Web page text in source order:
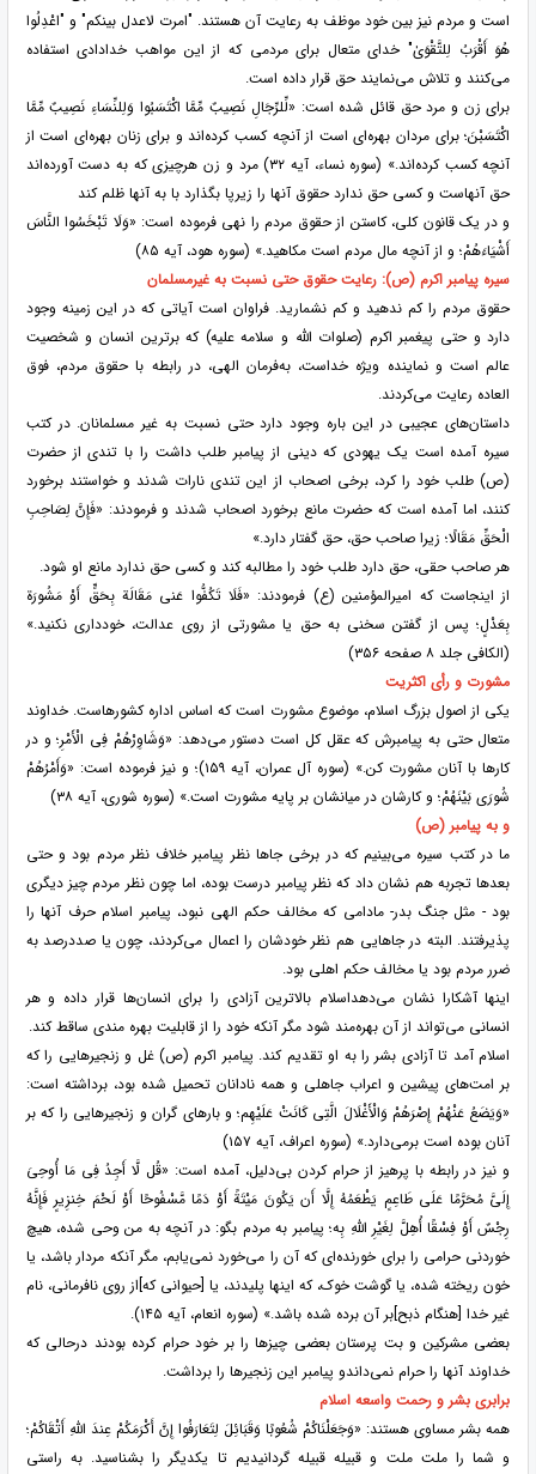
است و مردم نیز بین خود موظف به رعایت آن هستند. "امرت لاعدل بینکم" و "اعْدِلُوا
هُوَ أَقْرَبُ لِلتَّقْوَىٰ" خدای متعال برای مردمی که از این مواهب خدادادی استفاده
می‌کنند و تلاش می‌نمایند حق قرار داده است.
برای زن و مرد حق قائل شده است: «لِّلرِّجَالِ نَصِیبٌ مِّمَّا اکْتَسَبُوا وَلِلنِّسَاءِ نَصِیبٌ مِّمَّا
اکْتَسَبْنَ؛ برای مردان بهره‌ای است از آنچه کسب کرده‌اند و برای زنان بهره‌ای است از
آنچه کسب کرده‌اند.» (سوره نساء، آیه ۳۲) مرد و زن هرچیزی که به دست آورده‌اند
حق آنهاست و کسی حق ندارد حقوق آنها را زیرپا بگذارد با به آنها ظلم کند
و در یک قانون کلی، کاستن از حقوق مردم را نهی فرموده است: «وَلَا تَبْخَسُوا النَّاسَ
أَشْیَاءَهُمْ؛ و از آنچه مال مردم است مکاهید.» (سوره هود، آیه ۸۵)
سیره پیامبر اکرم (ص): رعایت حقوق حتی نسبت به غیرمسلمان
حقوق مردم را کم ندهید و کم نشمارید. فراوان است آیاتی که در این زمینه وجود
دارد و حتی پیغمبر اکرم (صلوات الله و سلامه علیه) که برترین انسان و شخصیت
عالم است و نماینده ویژه خداست، به‌فرمان الهی، در رابطه با حقوق مردم، فوق
العاده رعایت می‌کردند.
داستان‌های عجیبی در این باره وجود دارد حتی نسبت به غیر مسلمانان. در کتب
سیره آمده است یک یهودی که دینی از پیامبر طلب داشت را با تندی از حضرت
(ص) طلب خود را کرد، برخی اصحاب از این تندی نارات شدند و خواستند برخورد
کنند، اما آمده است که حضرت مانع برخورد اصحاب شدند و فرمودند: «فَإِنَّ لِصَاحِبِ
الْحَقِّ مَقَالًا؛ زیرا صاحب حق، حق گفتار دارد.»
هر صاحب حقی، حق دارد طلب خود را مطالبه کند و کسی حق ندارد مانع او شود.
از اینجاست که امیرالمؤمنین (ع) فرمودند: «فَلَا تَکُفُّوا عَنی مَقَالَة بِحَقٍّ أَوْ مَشُورَة
بِعَدْلٍ؛ پس از گفتن سخنی به حق یا مشورتی از روی عدالت، خودداری نکنید.»
(الکافی جلد ۸ صفحه ۳۵۶)
مشورت و رأی اکثریت
یکی از اصول بزرگ اسلام، موضوع مشورت است که اساس اداره کشورهاست. خداوند
متعال حتی به پیامبرش که عقل کل است دستور می‌دهد: «وَشَاوِرْهُمْ فِی الْأَمْرِ؛ و در
کار‌ها با آنان مشورت کن.» (سوره آل عمران، آیه ۱۵۹)؛ و نیز فرموده است: «وَأَمْرُهُمْ
شُورَى بَیْنَهُمْ؛ و کارشان در میانشان بر پایه مشورت است.» (سوره شوری، آیه ۳۸)
و به پیامبر (ص)
ما در کتب سیره می‌بینیم که در برخی جا‌ها نظر پیامبر خلاف نظر مردم بود و حتی
بعد‌ها تجربه هم نشان داد که نظر پیامبر درست بوده، اما چون نظر مردم چیز دیگری
بود - مثل جنگ بدر- مادامی که مخالف حکم الهی نبود، پیامبر اسلام حرف آنها را
پذیرفتند. البته در جا‌هایی هم نظر خودشان را اعمال می‌کردند، چون یا صددرصد به
ضرر مردم بود یا مخالف حکم اهلی بود.
اینها آشکارا نشان می‌دهداسلام بالاترین آزادی را برای انسان‌ها قرار داده و هر
انسانی می‌تواند از آن بهره‌مند شود مگر آنکه خود را از قابلیت بهره مندی ساقط کند.
اسلام آمد تا آزادی بشر را به او تقدیم کند. پیامبر اکرم (ص) غل و زنجیر‌هایی را که
بر امت‌های پیشین و اعراب جاهلی و همه نادانان تحمیل شده بود، برداشته است:
«وَیَضَعُ عَنْهُمْ إِصْرَهُمْ وَالْأَغْلَالَ الَّتِی کَانَتْ عَلَیْهِم؛ و بار‌های گران و زنجیر‌هایی را که بر
آنان بوده است برمی‌دارد.» (سوره اعراف، آیه ۱۵۷)
و نیز در رابطه با پرهیز از حرام کردن بی‌دلیل، آمده است: «قُل لَّا أَجِدُ فِی مَا أُوحِیَ
إِلَیَّ مُحَرَّمًا عَلَى طَاعِمٍ یَطْعَمُهُ إِلَّا أَن یَکُونَ مَیْتَةً أَوْ دَمًا مَّسْفُوحًا أَوْ لَحْمَ خِنزِیرٍ فَإِنَّهُ
رِجْسٌ أَوْ فِسْقًا أُهِلَّ لِغَیْرِ اللَّهِ بِه؛ پیامبر به مردم بگو: در آنچه به من وحی شده، هیچ
خوردنی حرامی را برای خورنده‌ای که آن را می‌خورد نمی‌یابم، مگر آنکه مردار باشد، یا
خون ریخته شده، یا گوشت خوک، که اینها پلیدند، یا [حیوانی که]از روی نافرمانی، نام
غیر خدا [هنگام ذبح]بر آن برده شده باشد.» (سوره انعام، آیه ۱۴۵).
بعضی مشرکین و بت پرستان بعضی چیز‌ها را بر خود حرام کرده بودند درحالی که
خداوند آنها را حرام نمی‌داندو پیامبر این زنجیر‌ها را برداشت.
برابری بشر و رحمت واسعه اسلام
همه بشر مساوی هستند: «وَجَعَلْنَاکُمْ شُعُوبًا وَقَبَائِلَ لِتَعَارَفُوا إِنَّ أَکْرَمَکُمْ عِندَ اللَّهِ أَتْقَاکُمْ؛
و شما را ملت ملت و قبیله قبیله گردانیدیم تا یکدیگر را بشناسید. به راستی